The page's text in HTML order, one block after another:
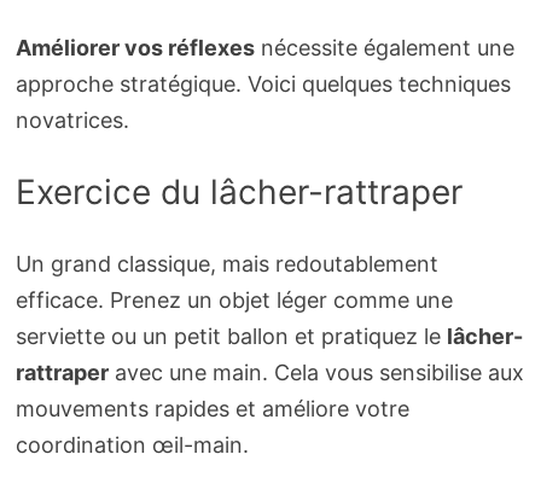
Améliorer vos réflexesnécessite également une
approche stratégique. Voici quelques techniques
novatrices.
Exercice du lâcher-rattraper
Un grand classique, mais redoutablement
efficace. Prenez un objet léger comme une
serviette ou un petit ballon et pratiquez le lâcher-
rattraperavec une main. Cela vous sensibilise aux
mouvements rapides et améliore votre
coordination œil-main.